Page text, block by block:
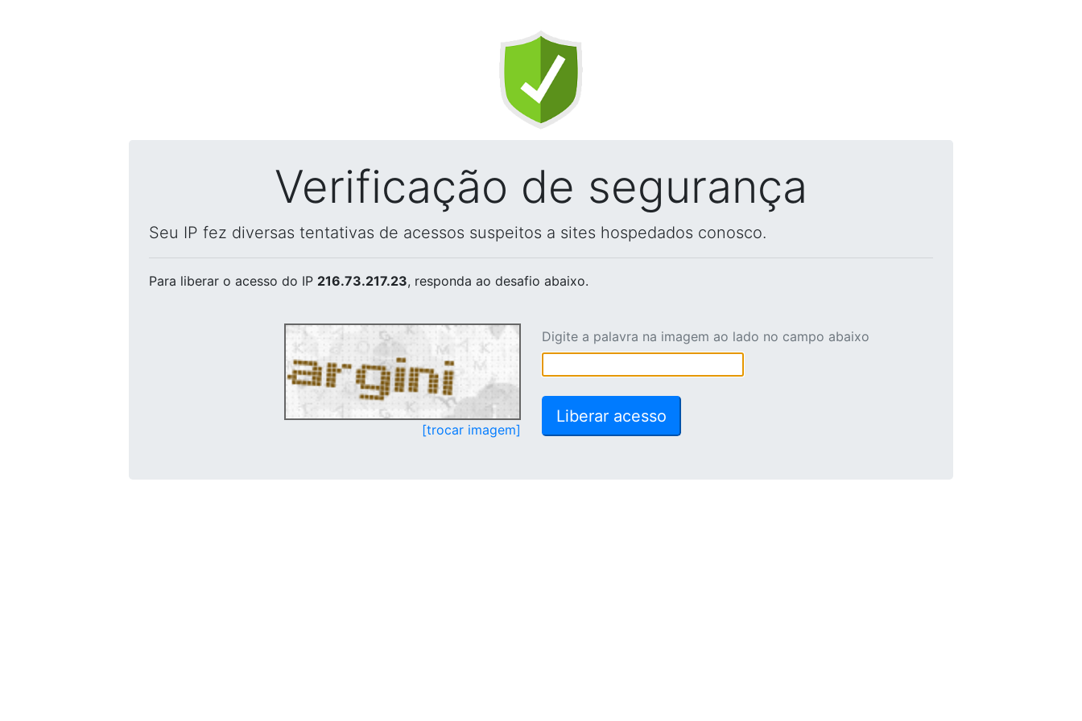
Verificação de segurança
Seu IP fez diversas tentativas de acessos suspeitos a sites hospedados conosco.
Para liberar o acesso do IP 216.73.217.23, responda ao desafio abaixo.
[trocar imagem]
Digite a palavra na imagem ao lado no campo abaixo